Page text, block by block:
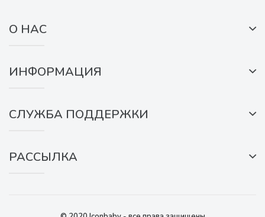
О НАС
ИНФОРМАЦИЯ
СЛУЖБА ПОДДЕРЖКИ
РАССЫЛКА